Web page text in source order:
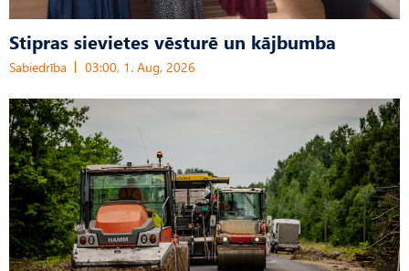
Stipras sievietes vēsturē un kājbumba
Sabiedrība 03:00, 1. Aug, 2026